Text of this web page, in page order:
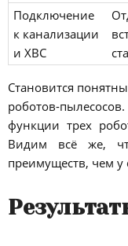
Подключение
к канализации
и ХВС
Становится
роботов-
функции трех
Видим всё же,
преимуществ, чем у